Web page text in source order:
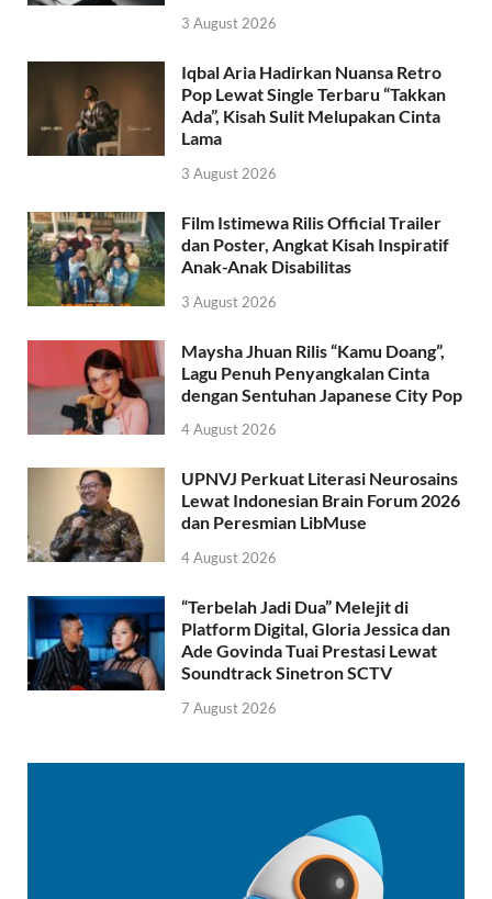
3 August 2026
Iqbal Aria Hadirkan Nuansa Retro
Pop Lewat Single Terbaru “Takkan
Ada”, Kisah Sulit Melupakan Cinta
Lama
3 August 2026
Film Istimewa Rilis Official Trailer
dan Poster, Angkat Kisah Inspiratif
Anak-Anak Disabilitas
3 August 2026
Maysha Jhuan Rilis “Kamu Doang”,
Lagu Penuh Penyangkalan Cinta
dengan Sentuhan Japanese City Pop
4 August 2026
UPNVJ Perkuat Literasi Neurosains
Lewat Indonesian Brain Forum 2026
dan Peresmian LibMuse
4 August 2026
“Terbelah Jadi Dua” Melejit di
Platform Digital, Gloria Jessica dan
Ade Govinda Tuai Prestasi Lewat
Soundtrack Sinetron SCTV
7 August 2026